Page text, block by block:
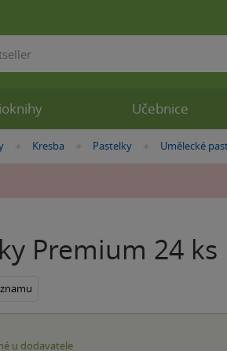
»
Kresba »Pastelky »
Umělecké
Premium 24 ks
u dodavatele
Učebnice